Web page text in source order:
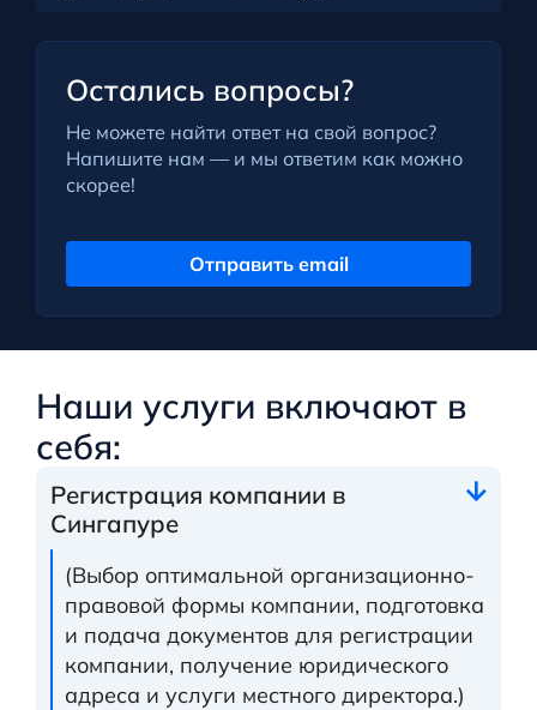
Остались вопросы?
Не можете найти ответ на свой вопрос?
Напишите нам — и мы ответим как можно
скорее!
Отправить email
Наши услуги включают в
себя:
Регистрация компании в
Сингапуре
(Выбор оптимальной организационно-
правовой формы компании, подготовка
и подача документов для регистрации
компании, получение юридического
адреса и услуги местного директора.)